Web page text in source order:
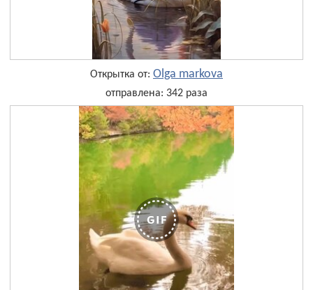
Открытка от: Olga markova
отправлена: 342 раза